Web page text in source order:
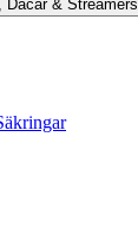
Dacar & Streamers